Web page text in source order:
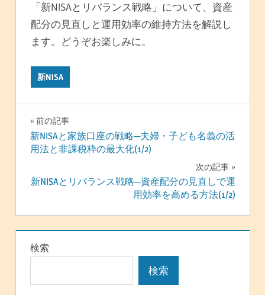
「新NISAとリバランス戦略」について、資産
配分の見直しと運用効率の維持方法を解説し
ます。どうぞお楽しみに。
新NISA
投
稿
ゲ
ー
シ
ョ
前の記事
新NISAと家族口座の戦略─夫婦・子ども名義の活
用法と非課税枠の最大化(1/2)
次の記事
新NISAとリバランス戦略─資産配分の見直しで運
用効率を高める方法(1/2)
検索
検索